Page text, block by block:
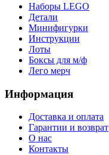
Наборы LEGO
Детали
Минифигурки
Инструкции
Лоты
Боксы для м/ф
Лего мерч
Информация
Доставка и оплата
Гарантии и возврат
О нас
Контакты